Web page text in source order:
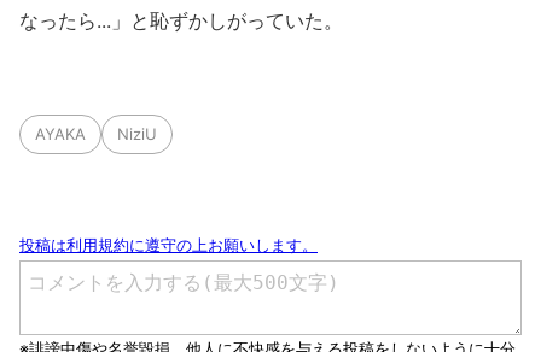
なったら...」と恥ずかしがっていた。
AYAKA NiziU